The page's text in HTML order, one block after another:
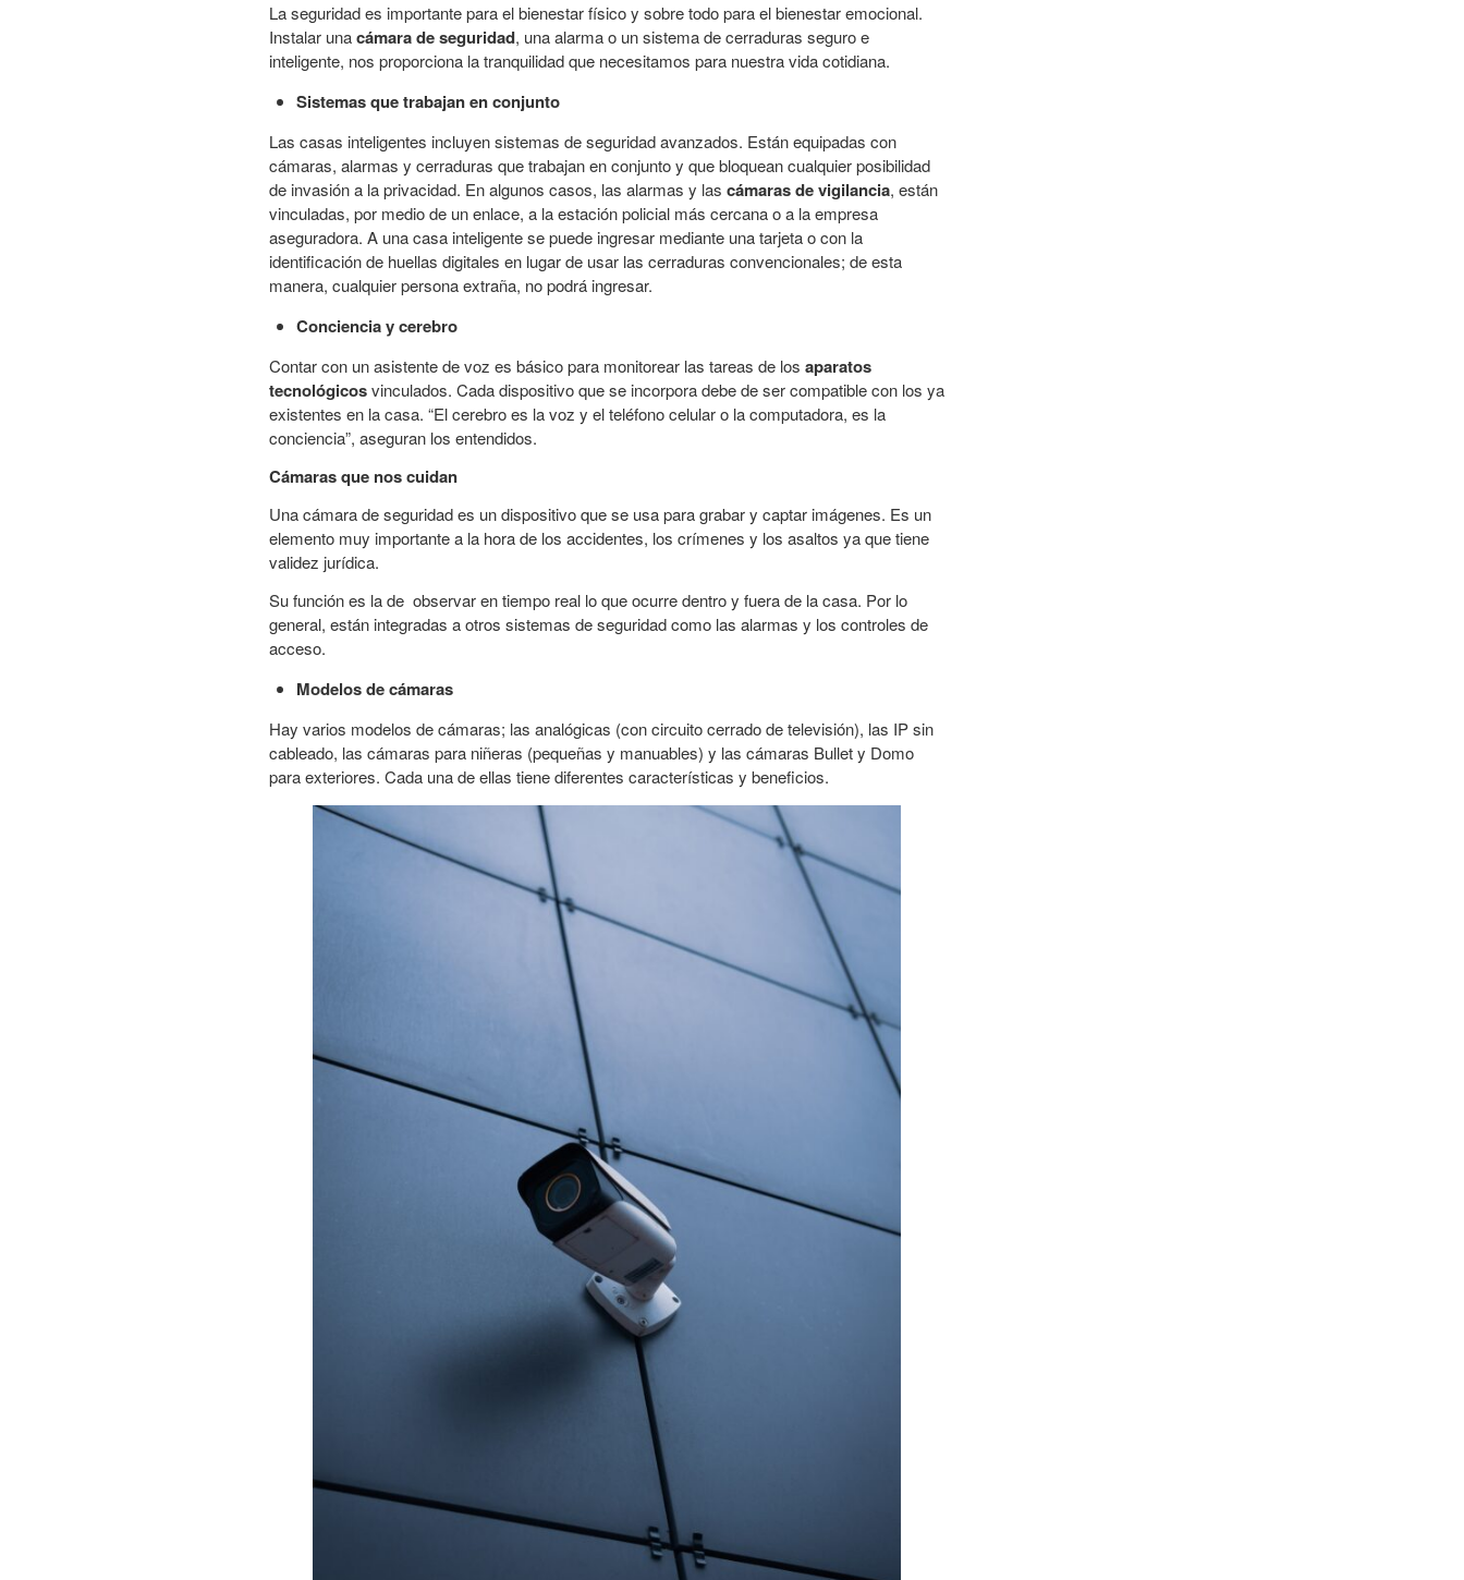
La seguridad es importante para el bienestar físico y sobre todo para el bienestar emocional.
Instalar unacámara de seguridad, una alarma o un sistema de cerraduras seguro e
inteligente, nos proporciona la tranquilidad que necesitamos para nuestra vida cotidiana.
Sistemas que trabajan en conjunto
Las casas inteligentes incluyen sistemas de seguridad avanzados. Están equipadas con
cámaras, alarmas y cerraduras que trabajan en conjunto y que bloquean cualquier posibilidad
de invasión a la privacidad. En algunos casos, las alarmas y las cámaras de vigilancia, están
vinculadas, por medio de un enlace, a la estación policial más cercana o a la empresa
aseguradora. A una casa inteligente se puede ingresar mediante una tarjeta o con la
identificación de huellas digitales en lugar de usar las cerraduras convencionales; de esta
manera, cualquier persona extraña, no podrá ingresar.
Conciencia y cerebro
Contar con un asistente de voz es básico para monitorear las tareas de los aparatos
tecnológicosvinculados. Cada dispositivo que se incorpora debe de ser compatible con los ya
existentes en la casa. “El cerebro es la voz y el teléfono celular o la computadora, es la
conciencia”, aseguran los entendidos.
Cámaras que nos cuidan
Una cámara de seguridad es un dispositivo que se usa para grabar y captar imágenes. Es un
elemento muy importante a la hora de los accidentes, los crímenes y los asaltos ya que tiene
validez jurídica.
Su función es la de observar en tiempo real lo que ocurre dentro y fuera de la casa. Por lo
general, están integradas a otros sistemas de seguridad como las alarmas y los controles de
acceso.
Modelos de cámaras
Hay varios modelos de cámaras; las analógicas (con circuito cerrado de televisión), las IP sin
cableado, las cámaras para niñeras (pequeñas y manuables) y las cámaras Bullet y Domo
para exteriores. Cada una de ellas tiene diferentes características y beneficios.